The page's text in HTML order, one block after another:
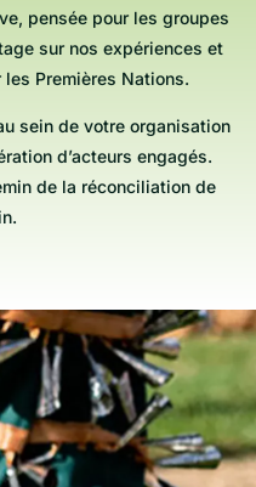
pensée pour les groupes
sur nos expériences et
Premières Nations.
sein de votre organisation
d’acteurs engagés.
de la réconciliation de